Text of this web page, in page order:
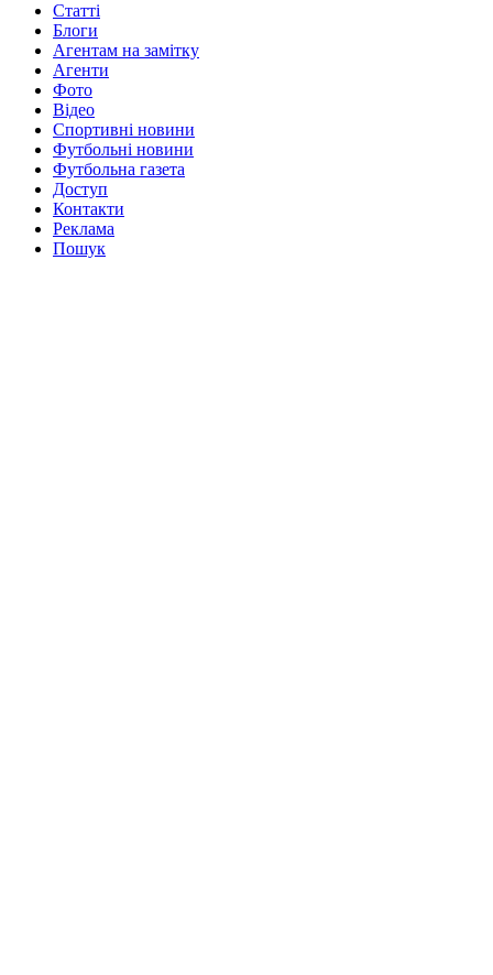
Статті
Блоги
Агентам на замітку
Агенти
Фото
Відео
Спортивні новини
Футбольні новини
Футбольна газета
Доступ
Контакти
Реклама
Пошук